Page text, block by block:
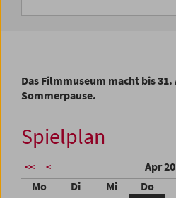
Das Filmmuseum macht bis 31.
Sommerpause.
Spielplan
<< < Apr
Mo Di Mi Do